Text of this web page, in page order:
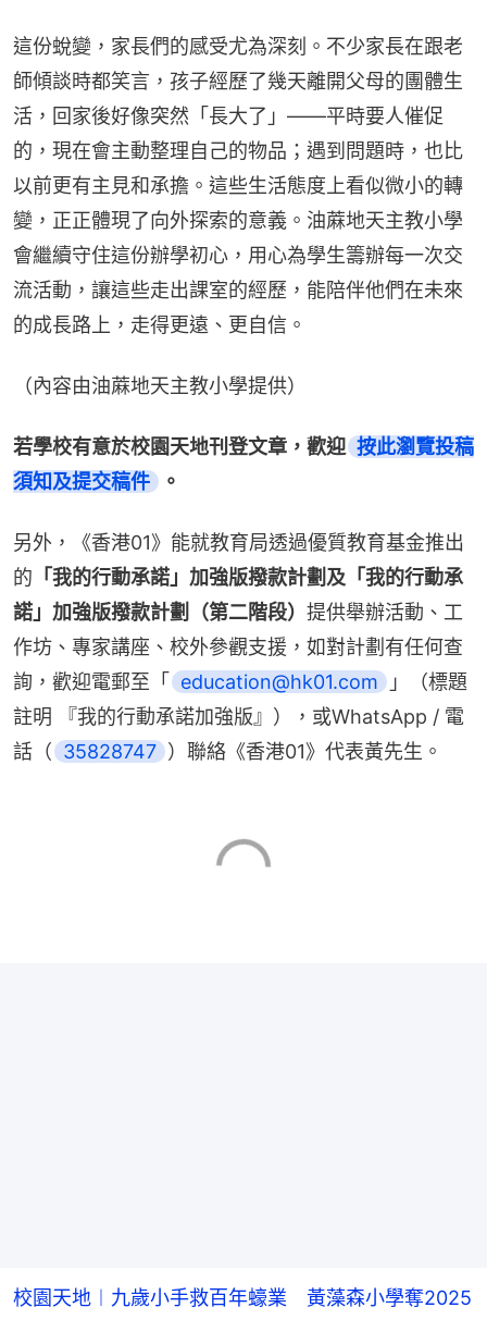
這份蛻變，家長們的感受尤為深刻。不少家長在跟老
師傾談時都笑言，孩子經歷了幾天離開父母的團體生
活，回家後好像突然「長大了」——平時要人催促
的，現在會主動整理自己的物品；遇到問題時，也比
以前更有主見和承擔。這些生活態度上看似微小的轉
變，正正體現了向外探索的意義。油蔴地天主教小學
會繼續守住這份辦學初心，用心為學生籌辦每一次交
流活動，讓這些走出課室的經歷，能陪伴他們在未來
的成長路上，走得更遠、更自信。
（內容由油蔴地天主教小學提供）
若學校有意於校園天地刊登文章，歡迎 按此瀏覽投稿
須知及提交稿件
。
另外，《香港01》能就教育局透過優質教育基金推出
的 「我的行動承諾」加強版撥款計劃及「我的行動承
諾」加強版撥款計劃（第二階段） 提供舉辦活動、工
作坊、專家講座、校外參觀支援，如對計劃有任何查
詢，歡迎電郵至「 education@hk01.com
」（標題
註明 『我的行動承諾加強版』），或WhatsApp / 電
話（ 35828747 ）聯絡《香港01》代表黃先生。
校園天地︱九歲小手救百年蠔業 黃藻森小學奪2025